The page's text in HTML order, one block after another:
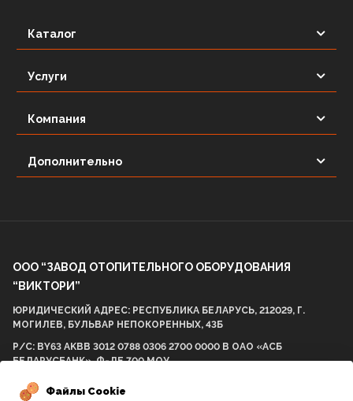
Каталог
Услуги
Компания
Дополнительно
ООО “ЗАВОД ОТОПИТЕЛЬНОГО ОБОРУДОВАНИЯ
“ВИКТОРИ”
ЮРИДИЧЕСКИЙ АДРЕС: РЕСПУБЛИКА БЕЛАРУСЬ, 212029, Г.
МОГИЛЕВ, БУЛЬВАР НЕПОКОРЕННЫХ, 43Б
Р/С: BY63 AKBB 3012 0788 0306 2700 0000 В ОАО «АСБ
БЕЛАРУСБАНК», Ф-ЛЕ 700 МОУ
БИК AKBBBY21700 УНП: 812001575 ОКПО 298057537000
Файлы Cookie